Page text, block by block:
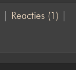
Reacties (1)